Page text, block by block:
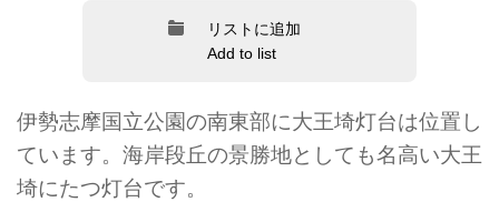
リストに追加
Add to list
伊勢志摩国立公園の南東部に大王埼灯台は位置し
ています。海岸段丘の景勝地としても名高い大王
埼にたつ灯台です。